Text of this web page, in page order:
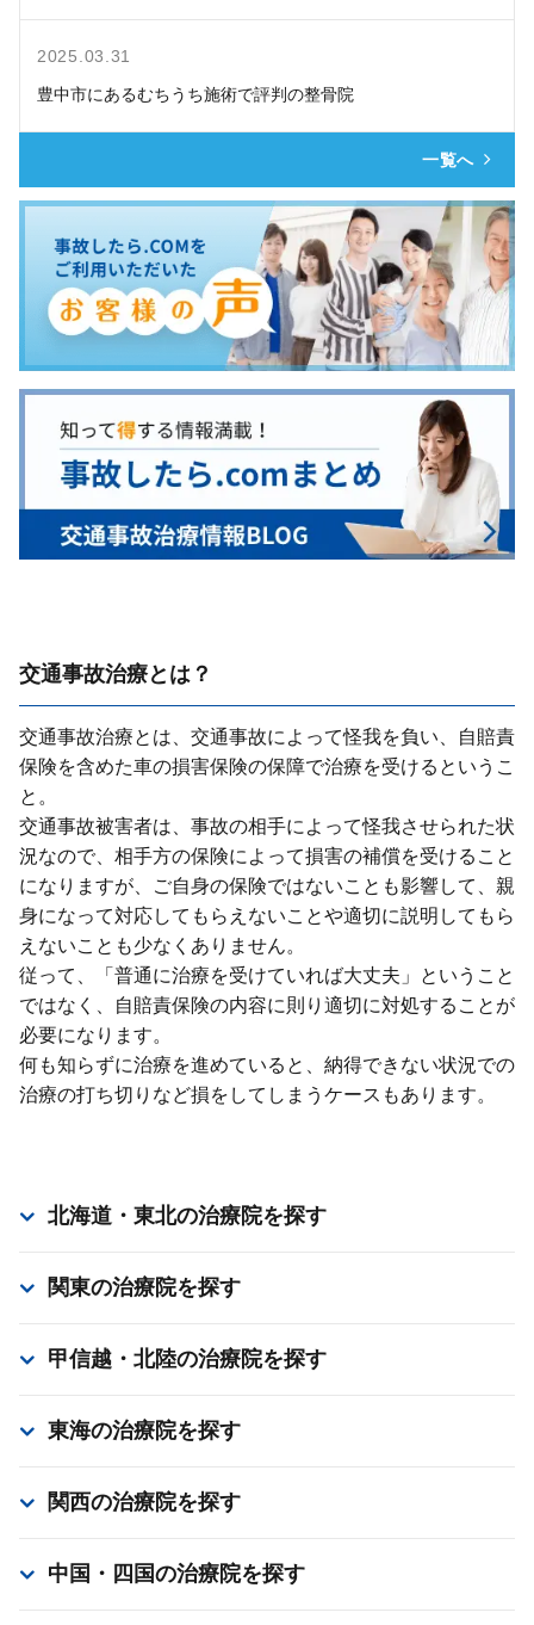
2025.03.31
豊中市にあるむちうち施術で評判の整骨院
一覧へ
交通事故治療とは？
交通事故治療とは、交通事故によって怪我を負い、⾃賠責
保険を含めた⾞の損害保険の保障で治療を受けるというこ
と。
交通事故被害者は、事故の相⼿によって怪我させられた状
況なので、相⼿⽅の保険によって損害の補償を受けること
になりますが、ご⾃⾝の保険ではないことも影響して、親
⾝になって対応してもらえないことや適切に説明してもら
えないことも少なくありません。
従って、「普通に治療を受けていれば⼤丈夫」ということ
ではなく、⾃賠責保険の内容に則り適切に対処することが
必要になります。
何も知らずに治療を進めていると、納得できない状況での
治療の打ち切りなど損をしてしまうケースもあります。
北海道・東北の治療院を探す
関東の治療院を探す
甲信越・北陸の治療院を探す
東海の治療院を探す
関西の治療院を探す
中国・四国の治療院を探す